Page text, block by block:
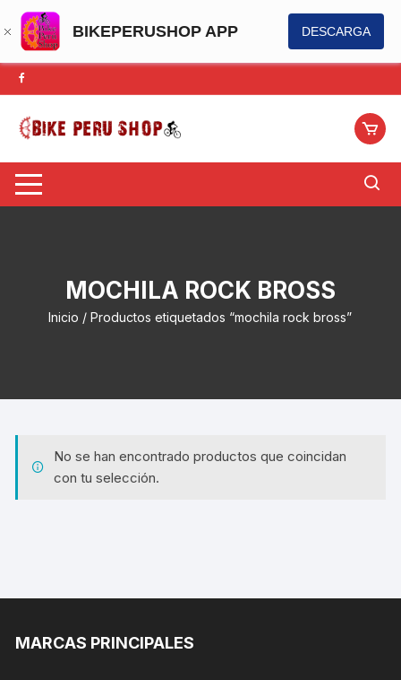
BIKEPERUSHOP APP DESCARGA
Saltar
al
contenido
MOCHILA ROCK BROSS
Inicio / Productos etiquetados “mochila rock bross”
No se han encontrado productos que coincidan
con tu selección.
MARCAS PRINCIPALES